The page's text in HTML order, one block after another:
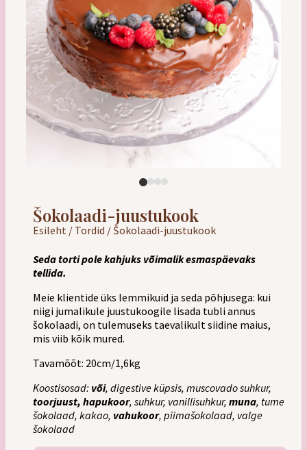
Šokolaadi-juustukook
Esileht / Tordid / Šokolaadi-juustukook
Seda torti pole kahjuks võimalik esmaspäevaks
tellida.
Meie klientide üks lemmikuid ja seda põhjusega: kui
niigi jumalikule juustukoogile lisada tubli annus
šokolaadi, on tulemuseks taevalikult siidine maius,
mis viib kõik mured.
Tavamõõt: 20cm/1,6kg
Koostisosad: või, digestive küpsis, muscovado suhkur,
toorjuust, hapukoor, suhkur, vanillisuhkur, muna, tume
šokolaad, kakao, vahukoor, piimašokolaad, valge
šokolaad